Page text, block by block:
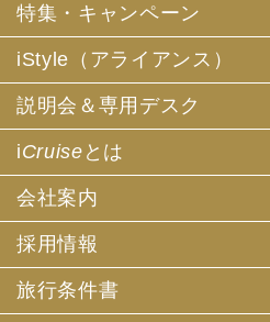
特集・キャンペーン
iStyle（アライアンス）
説明会＆専用デスク
iCruise とは
会社案内
採用情報
旅行条件書